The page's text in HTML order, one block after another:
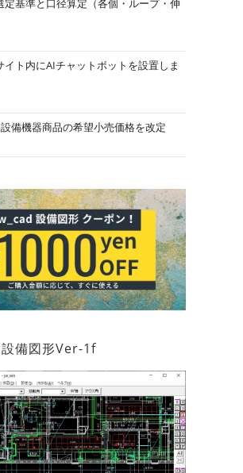
定基準と口径算定（各個・ループ・伸
イト内にAIチャットボットを設置しま
備機器商品の希望小売価格を改定
設備図形Ver-1f